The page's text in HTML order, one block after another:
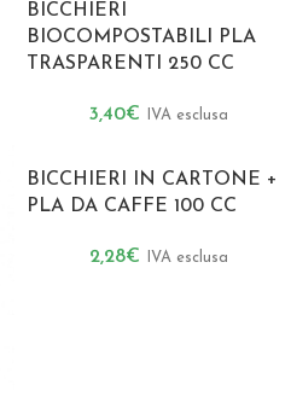
BICCHIERI
BIOCOMPOSTABILI PLA
TRASPARENTI 250 CC
3,40€ IVA esclusa
BICCHIERI IN CARTONE +
PLA DA CAFFE 100 CC
2,28€ IVA esclusa